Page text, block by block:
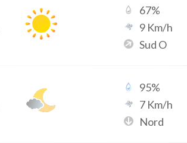
67%
9 Km/h
Sud O
95%
7 Km/h
Nord